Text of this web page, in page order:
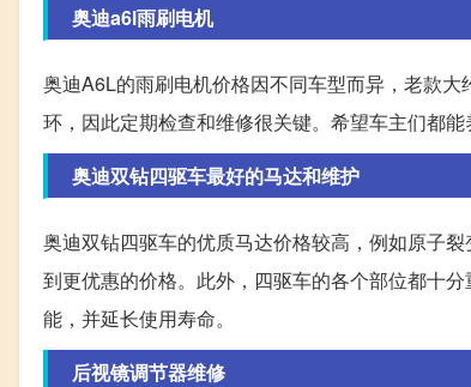
奥迪a6l雨刷电机
奥迪A6L的雨刷电机价格因不同车型而异，老款
环，因此定期检查和维修很关键。希望车主们都能
奥迪双钻四驱车最好的马达和维护
奥迪双钻四驱车的优质马达价格较高，例如原子
到更优惠的价格。此外，四驱车的各个部位都十
能，并延长使用寿命。
后视镜调节器维修